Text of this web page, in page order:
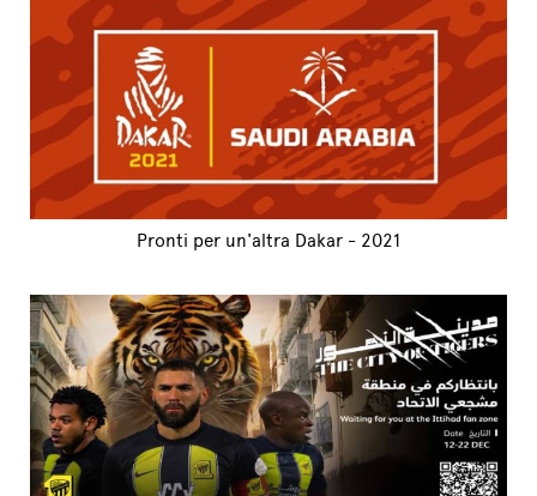
Pronti per un'altra Dakar - 2021